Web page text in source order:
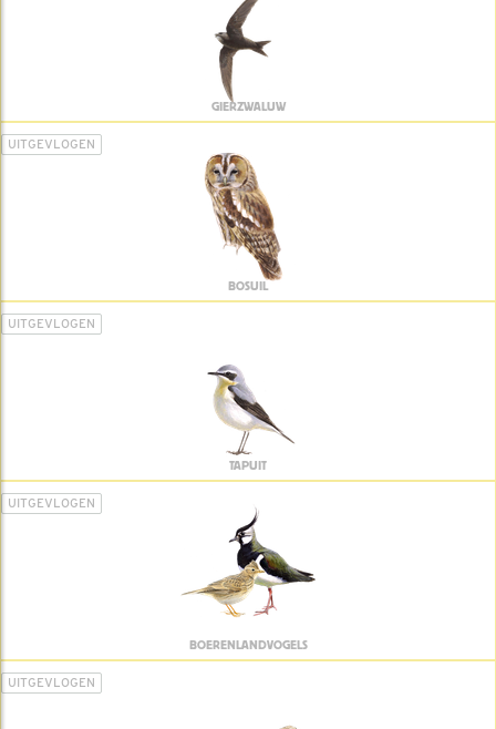
GIERZWALUW
UITGEVLOGEN
BOSUIL
UITGEVLOGEN
TAPUIT
UITGEVLOGEN
BOERENLANDVOGELS
UITGEVLOGEN